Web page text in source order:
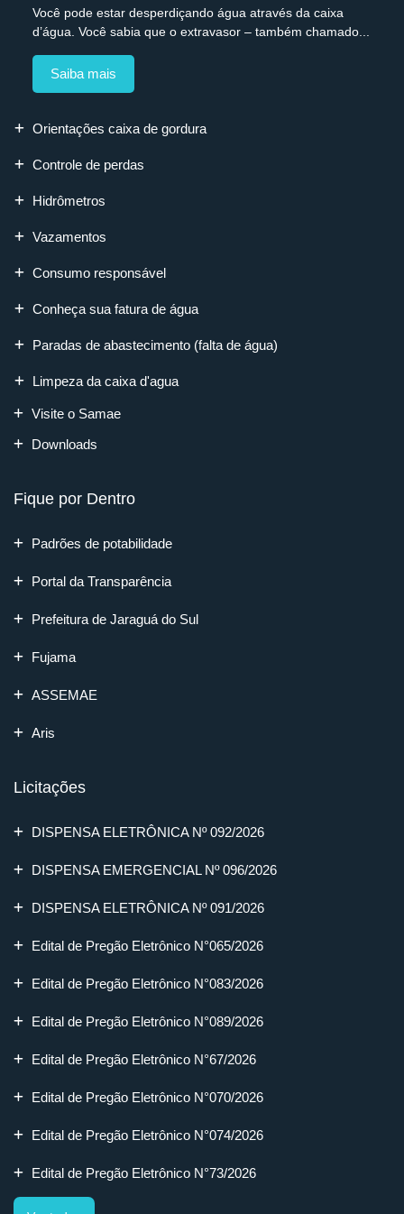
Você pode estar desperdiçando água através da caixa
d’água. Você sabia que o extravasor – também chamado...
Saiba mais
Orientações caixa de gordura
Controle de perdas
Hidrômetros
Vazamentos
Consumo responsável
Conheça sua fatura de água
Paradas de abastecimento (falta de água)
Limpeza da caixa d'agua
Visite o Samae
Downloads
Fique por Dentro
Padrões de potabilidade
Portal da Transparência
Prefeitura de Jaraguá do Sul
Fujama
ASSEMAE
Aris
Licitações
DISPENSA ELETRÔNICA Nº 092/2026
DISPENSA EMERGENCIAL Nº 096/2026
DISPENSA ELETRÔNICA Nº 091/2026
Edital de Pregão Eletrônico N°065/2026
Edital de Pregão Eletrônico N°083/2026
Edital de Pregão Eletrônico N°089/2026
Edital de Pregão Eletrônico N°67/2026
Edital de Pregão Eletrônico N°070/2026
Edital de Pregão Eletrônico N°074/2026
Edital de Pregão Eletrônico N°73/2026